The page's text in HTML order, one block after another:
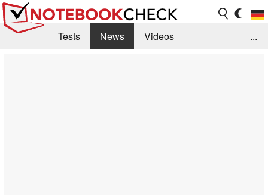
Tests News
Videos
...